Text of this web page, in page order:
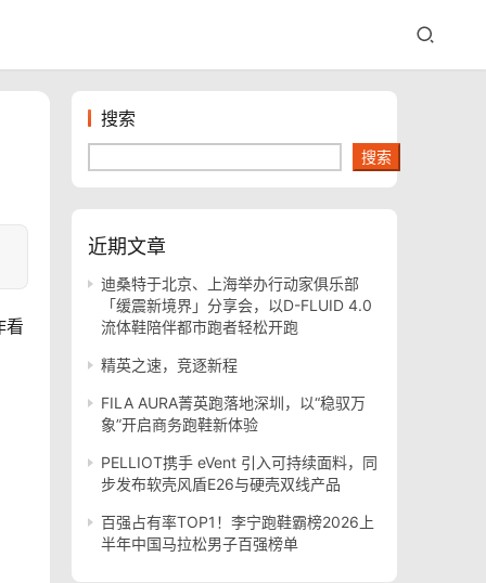
看
搜索
搜索
近期文章
迪桑特于北京、上海举办行动家俱乐部
「缓震新境界」分享会，以D-FLUID 4.0
流体鞋陪伴都市跑者轻松开跑
精英之速，竞逐新程
FILA AURA菁英跑落地深圳，以“稳驭万
象”开启商务跑鞋新体验
PELLIOT携手 eVent 引入可持续面料，同
步发布软壳风盾E26与硬壳双线产品
百强占有率TOP1！李宁跑鞋霸榜2026上
半年中国马拉松男子百强榜单